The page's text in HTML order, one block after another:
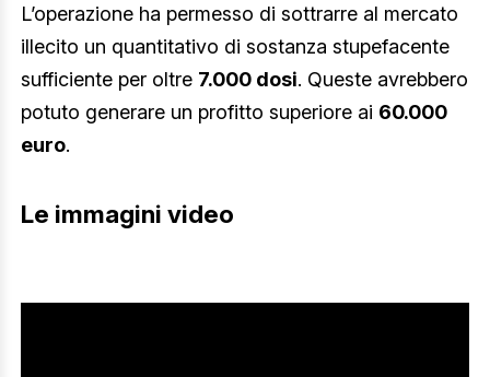
L’operazione ha permesso di sottrarre al mercato
illecito un quantitativo di sostanza stupefacente
sufficiente per oltre 7.000 dosi. Queste avrebbero
potuto generare un profitto superiore ai 60.000
euro.
Le immagini video